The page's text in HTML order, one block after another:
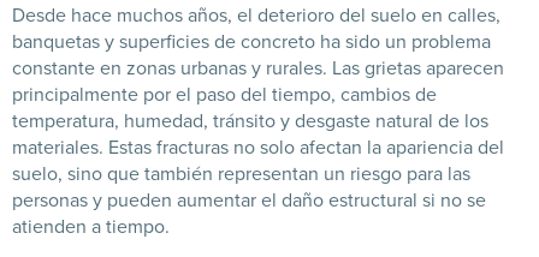
Desde hace muchos años, el deterioro del suelo en calles,
banquetas y superficies de concreto ha sido un problema
constante en zonas urbanas y rurales. Las grietas aparecen
principalmente por el paso del tiempo, cambios de
temperatura, humedad, tránsito y desgaste natural de los
materiales. Estas fracturas no solo afectan la apariencia del
suelo, sino que también representan un riesgo para las
personas y pueden aumentar el daño estructural si no se
atienden a tiempo.